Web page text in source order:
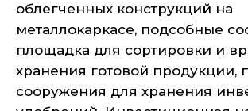
облегченных конструкций на
металлокаркасе, подсобные
площадка для сортировки и
хранения готовой продукции,
сооружения для хранения